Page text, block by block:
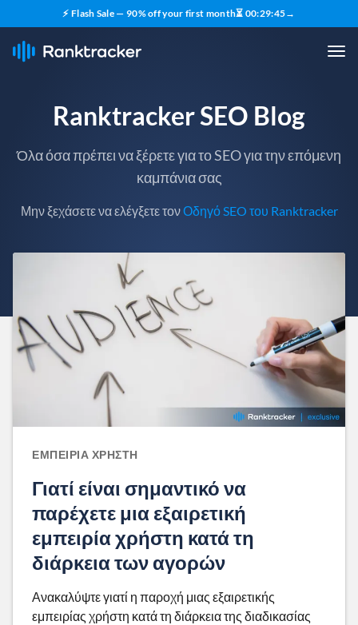
⚡ Flash Sale — 90% off your first month⏳ 00:29:43→
Ranktracker SEO Blog
Όλα όσα πρέπει να ξέρετε για το SEO για την επόμενη
καμπάνια σας
Μην ξεχάσετε να ελέγξετε τονΟδηγό SEO του Ranktracker
ΕΜΠΕΙΡΊΑ ΧΡΉΣΤΗ
Γιατί είναι σημαντικό να
παρέχετε μια εξαιρετική
εμπειρία χρήστη κατά τη
διάρκεια των αγορών
Ανακαλύψτε γιατί η παροχή μιας εξαιρετικής
εμπειρίας χρήστη κατά τη διάρκεια της διαδικασίας